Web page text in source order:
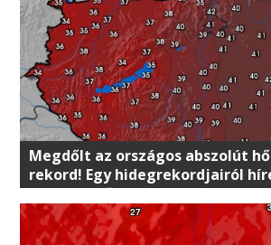
Megdőlt az országos abszolút
rekord! Egy hidegrekordjairól
listavezető